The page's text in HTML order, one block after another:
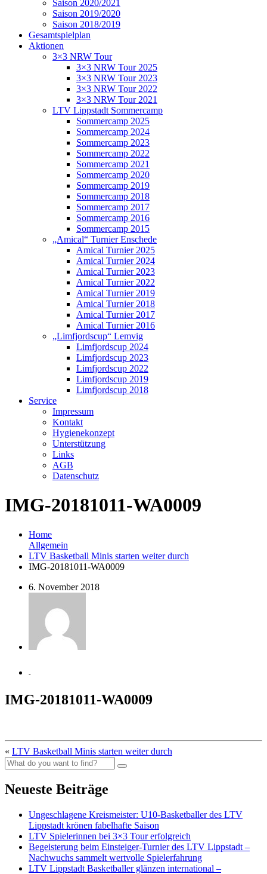
Saison 2020/2021
Saison 2019/2020
Saison 2018/2019
Gesamtspielplan
Aktionen
3×3 NRW Tour
3×3 NRW Tour 2025
3×3 NRW Tour 2023
3×3 NRW Tour 2022
3×3 NRW Tour 2021
LTV Lippstadt Sommercamp
Sommercamp 2025
Sommercamp 2024
Sommercamp 2023
Sommercamp 2022
Sommercamp 2021
Sommercamp 2020
Sommercamp 2019
Sommercamp 2018
Sommercamp 2017
Sommercamp 2016
Sommercamp 2015
„Amical“ Turnier Enschede
Amical Turnier 2025
Amical Turnier 2024
Amical Turnier 2023
Amical Turnier 2022
Amical Turnier 2019
Amical Turnier 2018
Amical Turnier 2017
Amical Turnier 2016
„Limfjordscup“ Lemvig
Limfjordscup 2024
Limfjordscup 2023
Limfjordscup 2022
Limfjordscup 2019
Limfjordscup 2018
Service
Impressum
Kontakt
Hygienekonzept
Unterstützung
Links
AGB
Datenschutz
IMG-20181011-WA0009
Home
Allgemein
LTV Basketball Minis starten weiter durch
IMG-20181011-WA0009
6. November 2018
-
IMG-20181011-WA0009
« LTV Basketball Minis starten weiter durch
Neueste Beiträge
Ungeschlagene Kreismeister: U10-Basketballer des LTV
Lippstadt krönen fabelhafte Saison
LTV Spielerinnen bei 3×3 Tour erfolgreich
Begeisterung beim Einsteiger-Turnier des LTV Lippstadt –
Nachwuchs sammelt wertvolle Spielerfahrung
LTV Lippstadt Basketballer glänzen international –